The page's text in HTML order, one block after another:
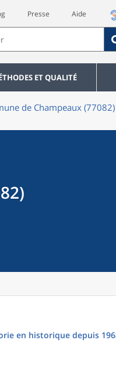
Presse Aide
ET QUALITÉ
de Champeaux (77082)
en historique depuis